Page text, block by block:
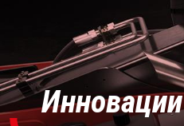
Инновации